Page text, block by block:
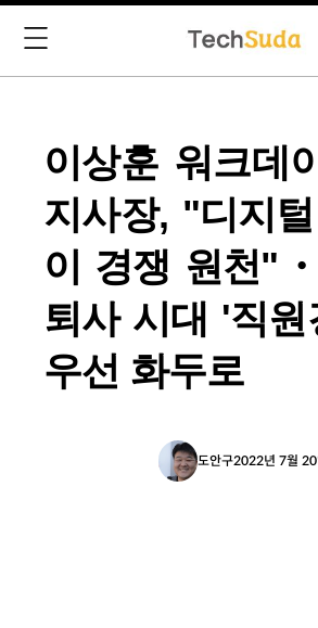
이상훈 워크데
지사장, "디지
이 경쟁 원천"
퇴사 시대 '직원
우선 화두로
도안구2022년 7월 20